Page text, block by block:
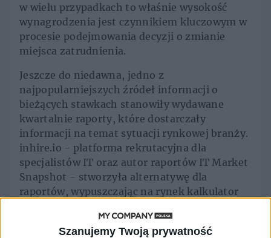
Szanujemy Twoją prywatność
w wielu przypadkach to właśnie wysokość
wynagrodzenia jest czynnikiem kluczowym w
procesie podejmowania decyzji o zmianie
miejsca zatrudnienia.
Jeszcze do niedawna, jedno z
najpopularniejszych źródeł informacji o
bieżących stawkach stanowiły wydawane
kwartalnie raporty, które dostarczały
informacji na temat sytuacji rynkowej branży.
inhire.io - platforma rekrutacyjna dla
specjalistów IT oraz autor raportów IT Market
Snapshot - stworzyła alternatywę dla
raportów, wypuszczając na rynek kalkulator
monitoring wysokości pensji specjalistów IT.